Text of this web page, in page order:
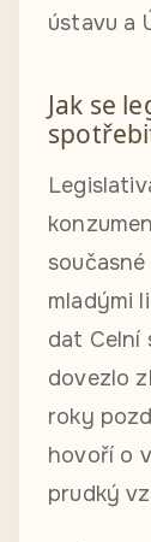
ústavu a
Jak se
mladými
dat Celní
dovezlo
roky
hovoří o
prudký